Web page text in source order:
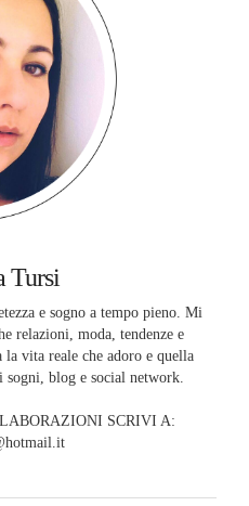
Tursi
e sogno a tempo pieno. Mi
relazioni, moda, tendenze e
vita reale che adoro e quella
blog e social network.
SCRIVI A: